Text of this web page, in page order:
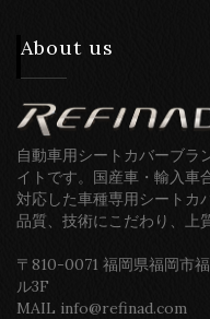
About us
自動車用シートカバーブラ
イトです。国産車・輸入車
対応した車種専用シートカ
品質、技術にこだわり、上
〒810-0071 福岡県福岡市
ル3F
MAIL info@refinad.com